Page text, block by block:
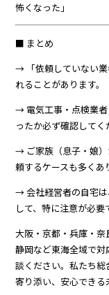
怖くなった」
■ まとめ
→ 「依頼していない
れることがあります。
→ 電気工事・点検業
ったか必ず確認してく
→ ご家族（息子・娘
頼するケースも多くあ
→ 会社経営者の自宅
して、特に注意が必要
大阪・京都・兵庫・奈
静岡など東海全域で
談ください。私たち総
寄り添い、安心できる